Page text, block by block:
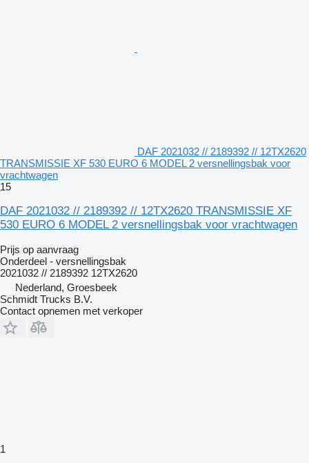
DAF 2021032 // 2189392 // 12TX2620
TRANSMISSIE XF 530 EURO 6 MODEL 2 versnellingsbak voor
vrachtwagen
15
DAF 2021032 // 2189392 // 12TX2620 TRANSMISSIE XF
530 EURO 6 MODEL 2 versnellingsbak voor vrachtwagen
Prijs op aanvraag
Onderdeel - versnellingsbak
2021032 // 2189392 12TX2620
Nederland, Groesbeek
Schmidt Trucks B.V.
Contact opnemen met verkoper
1